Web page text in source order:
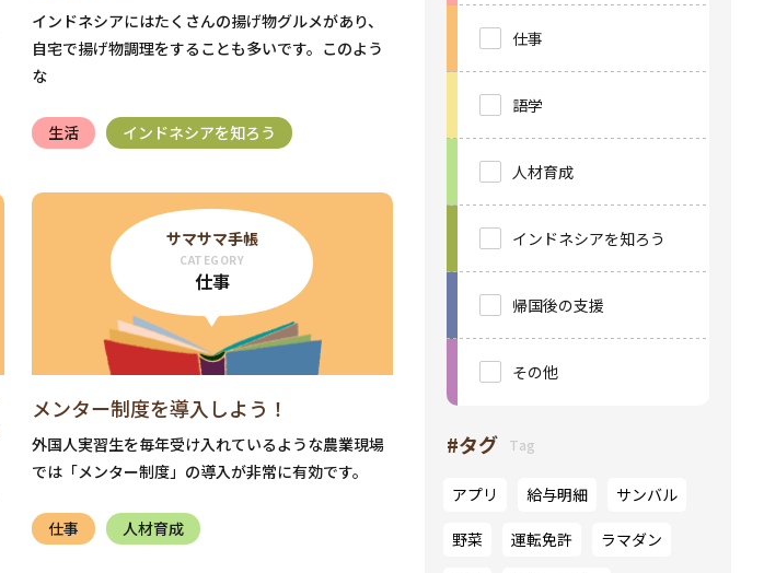
インドネシアにはたくさんの揚げ物グルメがあり、
自宅で揚げ物調理をすることも多いです。このよう
な
生活 インドネシアを知ろう
サマサマ手帳
CATEGORY
仕事
メンター制度を導入しよう！
外国人実習生を毎年受け入れているような農業現場
では「メンター制度」の導入が非常に有効です。
仕事 人材育成
仕事
語学
人材育成
インドネシアを知ろう
帰国後の支援
その他
#タグ Tag
アプリ 給与明細 サンバル
野菜 運転免許 ラマダン